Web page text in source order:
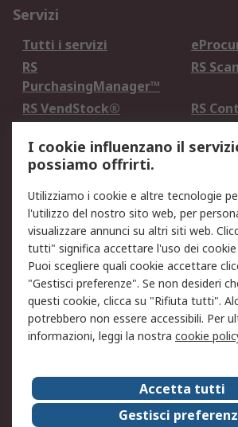
Servizi
Tutti i servizi
RS
PurchasingManager™
RS
RS VendStock®
RS
Legale
Informativa Cookie
Email Security
Condizioni di vendita
Etica e responsabilità
Chi Siamo
Chi Siamo
Supporto
ESG
Carriere
RS
I cookie influenzano il
possiamo offrirti.
Utilizziamo i cookie e altre tecnologie
l'utilizzo del nostro sito web, per
visualizzare annunci su altri siti web.
tutti" significa accettare l'uso dei cookie
Puoi scegliere quali cookie accettare
"Gestisci preferenze". Se non desideri
questi cookie, clicca su "Rifiuta tutti".
potrebbero non essere accessibili. Per
informazioni, leggi la nostra cookie
Accetta tutti
Gestisci